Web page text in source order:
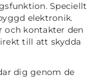
Speciellt
elektronik.
och kontakter den
till att skydda
dig genom de